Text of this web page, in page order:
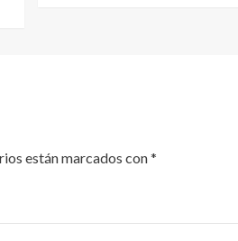
están marcados con*